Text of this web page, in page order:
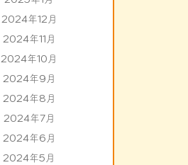
2024年12月
2024年11月
2024年10月
2024年9月
2024年8月
2024年7月
2024年6月
2024年5月